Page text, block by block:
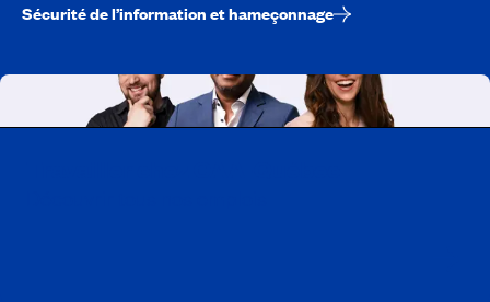
Sécurité de l’information et hameçonnage